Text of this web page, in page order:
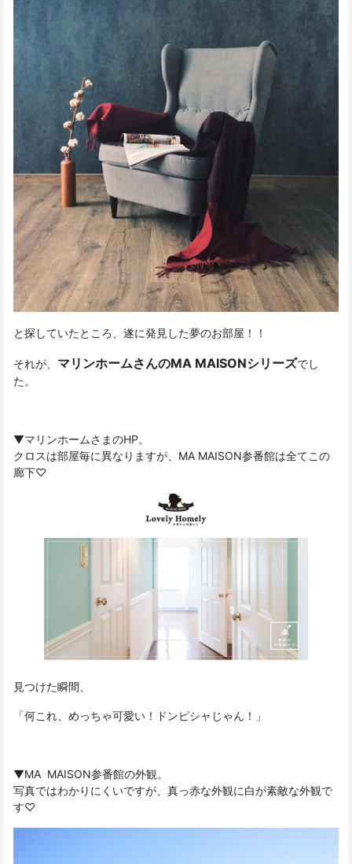
と探していたところ、遂に発見した夢のお部屋！！
それが、 マリンホームさんのMA MAISONシリーズでし
た。
▼マリンホームさまのHP。
クロスは部屋毎に異なりますが、MA MAISON参番館は全てこの
廊下♡
見つけた瞬間、
「何これ、めっちゃ可愛い！ドンピシャじゃん！」
▼MA MAISON参番館の外観。
写真ではわかりにくいですが、真っ赤な外観に白が素敵な外観で
す♡